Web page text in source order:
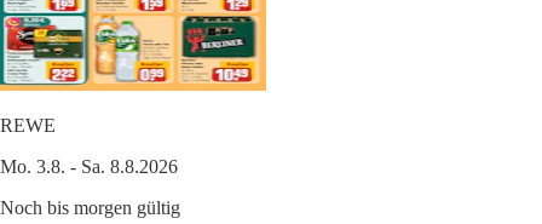
REWE
Mo. 3.8. - Sa. 8.8.2026
Noch bis morgen gültig